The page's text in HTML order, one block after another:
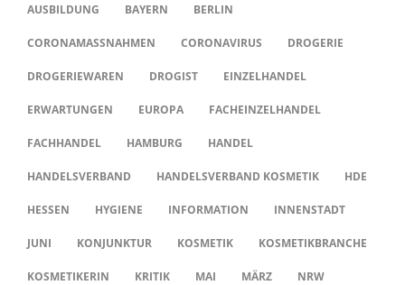
AUSBILDUNG BAYERN BERLIN
CORONAMASSNAHMEN CORONAVIRUS DROGERIE
DROGERIEWAREN DROGIST EINZELHANDEL
ERWARTUNGEN EUROPA FACHEINZELHANDEL
FACHHANDEL HAMBURG HANDEL
HANDELSVERBAND HANDELSVERBAND KOSMETIK HDE
HESSEN HYGIENE INFORMATION INNENSTADT
JUNI KONJUNKTUR KOSMETIK KOSMETIKBRANCHE
KOSMETIKERIN KRITIK MAI MÄRZ NRW